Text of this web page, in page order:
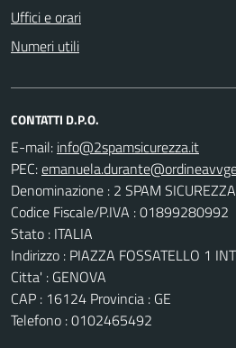
Uffici e orari
Numeri utili
CONTATTI D.P.O.
E-mail:
PEC:
Denominazione : 2 SPAM
Codice Fiscale/P.IVA : 01899280992
Stato : ITALIA
Indirizzo : PIAZZA FOSSATELLO 1
Citta' : GENOVA
CAP : 16124 Provincia : GE
Telefono : 0102465492